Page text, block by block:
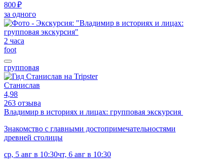
800 ₽
за одного
2 часа
foot
групповая
Станислав
4,98
263 отзыва
Владимир в историях и лицах: групповая экскурсия
Знакомство с главными достопримечательностями
древней столицы
ср, 5 авг в 10:30чт, 6 авг в 10:30